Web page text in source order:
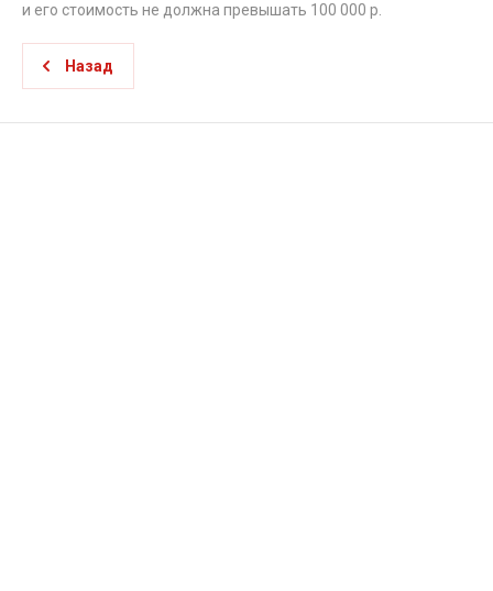
и его стоимость не должна превышать 100 000 р.
Назад